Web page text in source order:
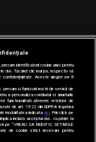
identificatorii cookie unici pentru
dvs. făcând clic mai jos, respectiv vă
confidențialitate. Aceste alegeri vor fi
si furnizorii nostri de servicii de
a personaliza continutul si anunturile
functionalitati aferente retelelor de
de art. 15-22 din GDPR in legatura
modalitatea indicataaici . Prin click pe
inclusiv acceptul dvs. cu privire la
pe “VREAU SA MODIFIC SETARILE
de cookie strict necesare pentru